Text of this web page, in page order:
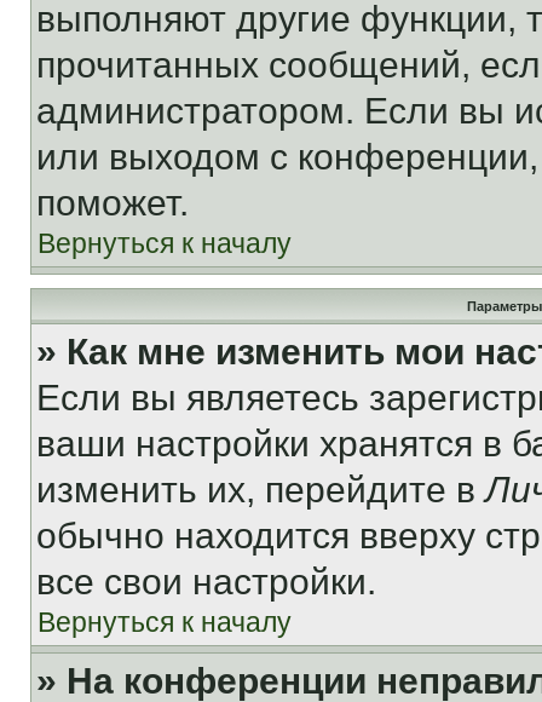
выполняют другие функции,
прочитанных сообщений,
администратором. Если вы
или выходом с
поможет.
Вернуться к началу
Параметры
» Как мне изменить мои
Если вы являетесь
ваши настройки хранятся в
изменить их, перейдите в
обычно находится вверху
все свои настройки.
Вернуться к началу
» На конференции